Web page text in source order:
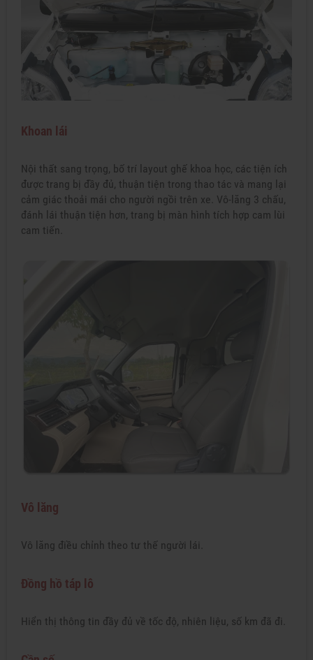
Khoan lái
Nội thất sang trọng, bố trí layout ghế khoa học, các tiện ích
được trang bị đầy đủ, thuận tiện trong thao tác và mang lại
cảm giác thoải mái cho người ngồi trên xe. Vô-lăng 3 chấu,
đánh lái thuận tiện hơn, trang bị màn hình tích hợp cam lùi
cam tiến.
Vô lăng
Vô lăng điều chỉnh theo tư thế người lái.
Đồng hồ táp lô
Hiển thị thông tin đầy đủ về tốc độ, nhiên liệu, số km đã đi.